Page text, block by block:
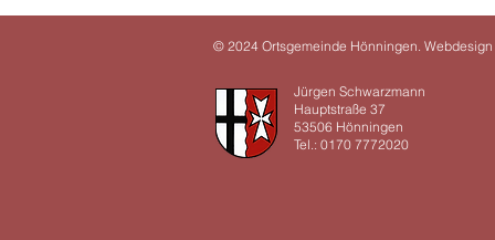
Hönningen
© 2024 Ortsgemeinde Hönningen. Webdesign
Jürgen Schwarzmann
Hauptstraße 37
53506 Hönningen
Tel.: 0170 7772020